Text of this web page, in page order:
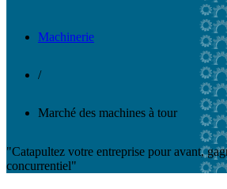
Machinerie
/
Marché des machines à tour
"Catapultez votre entreprise pour avant,
concurrentiel"